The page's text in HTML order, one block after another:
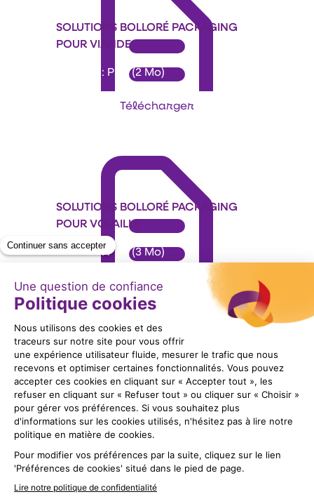
SOLUTIONS BOLLORÉ PACKAGING
POUR VIANDE
Format : PDF (2 Mo)
Télécharger
SOLUTIONS BOLLORÉ PACKAGING
POUR VOLAILLE
Format : PDF (3 Mo)
Télécharger
Suivez nous !